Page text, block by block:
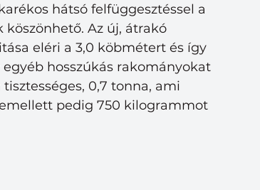
hátsó felfüggesztéssel a
köszönhető. Az új, átrakó
eléri a 3,0 köbmétert és így
hosszúkás rakományokat
0,7 tonna, ami
pedig 750 kilogrammot